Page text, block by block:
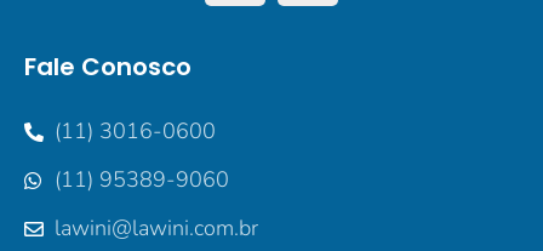
Fale Conosco
(11) 3016-0600
(11) 95389-9060
lawini@lawini.com.br